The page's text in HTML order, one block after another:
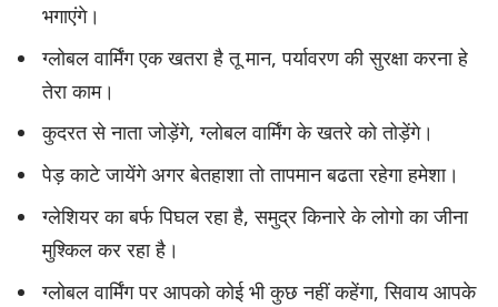
भगाएंगे।
ग्लोबल वार्मिंग एक खतरा है तू मान, पर्यावरण की सुरक्षा करना हे
तेरा काम।
कुदरत से नाता जोड़ेंगे, ग्लोबल वार्मिंग के खतरे को तोड़ेंगे।
पेड़ काटे जायेंगे अगर बेतहाशा तो तापमान बढता रहेगा हमेशा।
ग्लेशियर का बर्फ पिघल रहा है, समुद्र किनारे के लोगो का जीना
मुश्किल कर रहा है।
ग्लोबल वार्मिंग पर आपको कोई भी कुछ नहीं कहेंगा, सिवाय आपके